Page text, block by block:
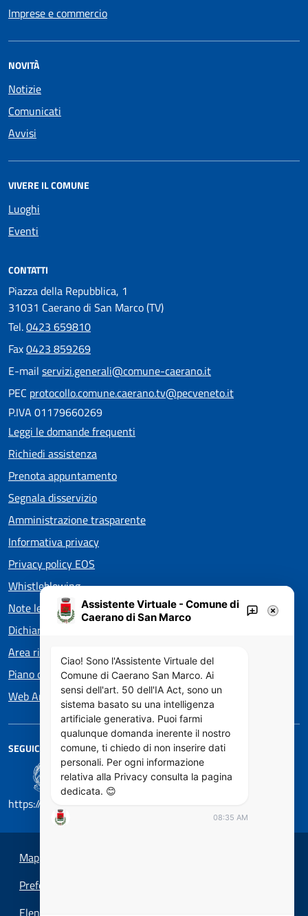
Imprese e commercio
NOVITÀ
Notizie
Comunicati
Avvisi
VIVERE IL COMUNE
Luoghi
Eventi
CONTATTI
Piazza della Repubblica, 1
31031 Caerano di San Marco (TV)
Tel.0423 659810
Fax0423 859269
E-mail servizi.generali@comune-caerano.it
PEC protocollo.comune.caerano.tv@pecveneto.it
P.IVA 01179660269
Leggi le domande frequenti
Richiedi assistenza
Prenota appuntamento
Segnala disservizio
Amministrazione trasparente
Informativa privacy
Privacy policy EOS
Whistleblowing
Note legali
Dichiarazione di accessibilità
Area riservata Consiglieri
Piano di Miglioramento dei Servizi
Web Analytics Italia
SEGUICI SU
https://designers.italia.it/
Mappa del sito
Preferenze cookie
Elenco Siti Tematici
Assistente Virtuale - Comune di
Caerano di San Marco
Ciao! Sono l'Assistente Virtuale del
Comune di Caerano San Marco. Ai
sensi dell'art. 50 dell'IA Act, sono un
sistema basato su una intelligenza
artificiale generativa. Puoi farmi
qualunque domanda inerente il nostro
comune, ti chiedo di non inserire dati
personali. Per ogni informazione
relativa alla Privacy consulta la pagina
dedicata. 😊
08:35 AM